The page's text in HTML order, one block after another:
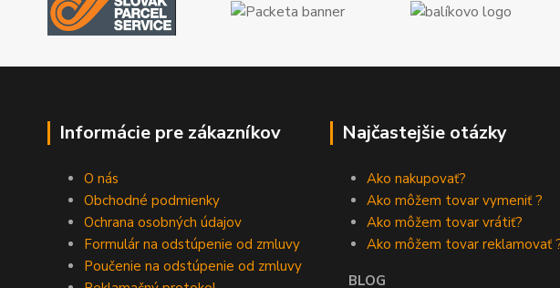
Informácie pre zákazníkov
O nás
Obchodné podmienky
Ochrana osobných údajov
Formulár na odstúpenie od zmluvy
Poučenie na odstúpenie od zmluvy
Najčastejšie otázky
Ako nakupovať?
Ako môžem tovar vymeniť ?
Ako môžem tovar vrátiť?
Ako môžem tovar reklamovať
BLOG